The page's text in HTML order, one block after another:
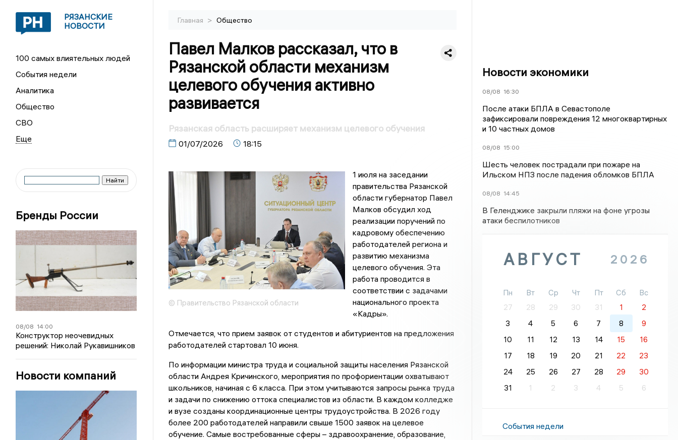
РЯЗАНСКИЕ
НОВОСТИ
100 самых влиятельных людей
События недели
Аналитика
Общество
СВО
Бренды России
08/08 14:00
Конструктор неочевидных
решений: Николай Рукавишников
Новости компаний
Главная > Общество
Павел Малков рассказал, что в
Рязанской области механизм
целевого обучения активно
развивается
Рязанская область расширяет механизм целевого обучения
01/07/2026 18:15
© Правительство Рязанской области
1 июля на заседании
правительства Рязанской
области губернатор Павел
Малков обсудил ход
реализации поручений по
кадровому обеспечению
работодателей региона и
развитию механизма
целевого обучения. Эта
работа проводится в
соответствии с задачами
национального проекта
«Кадры».
Отмечается, что прием заявок от студентов и абитуриентов на предложения
работодателей стартовал 10 июня.
По информации министра труда и социальной защиты населения Рязанской
области Андрея Кричинского, мероприятия по профориентации охватывают
школьников, начиная с 6 класса. При этом учитываются запросы рынка труда
и задачи по снижению оттока специалистов из области. В каждом колледже
и вузе созданы координационные центры трудоустройства. В 2026 году
более 200 работодателей направили свыше 1500 заявок на целевое
обучение. Самые востребованные сферы – здравоохранение, образование,
Новости экономики
08/08 16:30
После атаки БПЛА в Севастополе
зафиксировали повреждения 12 многоквартирных
и 10 частных домов
08/08 15:00
Шесть человек пострадали при пожаре на
Ильском НПЗ после падения обломков БПЛА
08/08 14:45
В Геленджике закрыли пляжи на фоне угрозы
атаки беспилотников
АВГУСТ 2026
Пн Вт Ср Чт Пт Сб
Вс
27
28 29 30 31 1
2
3
4 5 6 7 8
9
10
11 12 13 14 15
16
17
18 19 20 21 22
23
24
25 26 27 28 29
30
31
1 2 3 4 5 6
События недели